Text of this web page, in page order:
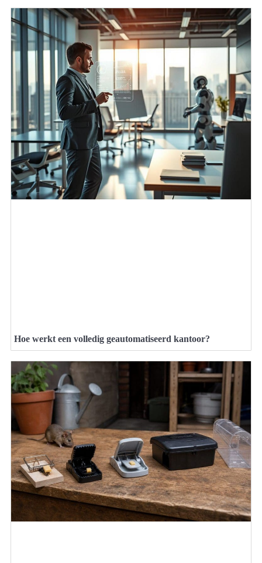
Hoe werkt een volledig geautomatiseerd kantoor?